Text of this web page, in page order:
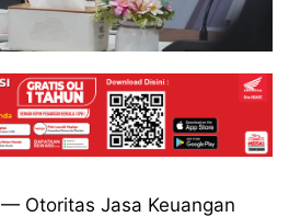
— Otoritas Jasa Keuangan